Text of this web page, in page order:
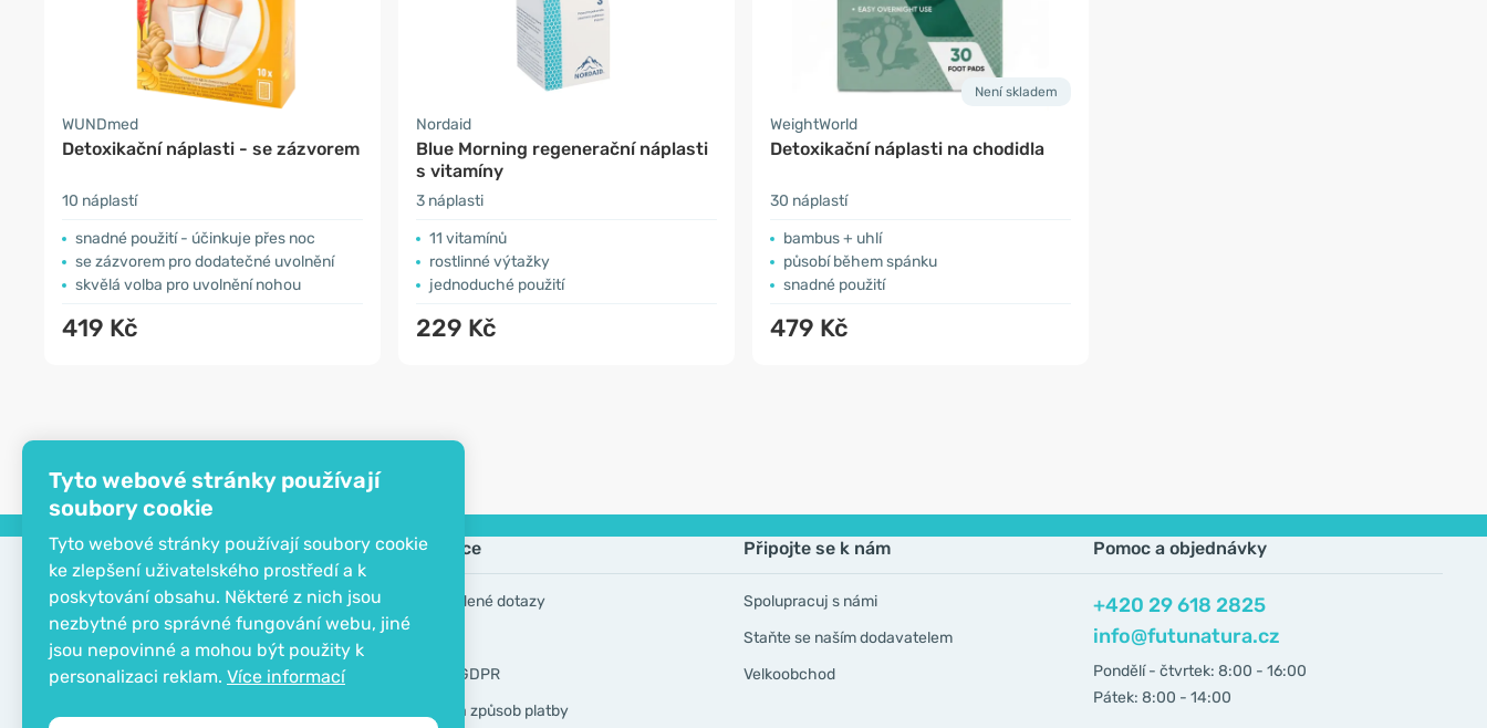
Tyto webové stránky používají
soubory cookie
Tyto webové stránky používají soubory cookie
ke zlepšení uživatelského prostředí a k
poskytování obsahu. Některé z nich jsou
nezbytné pro správné fungování webu, jiné
jsou nepovinné a mohou být použity k
personalizaci reklam. Více informací
WUNDmed
Detoxikační náplasti - se zázvorem
10 náplastí
snadné použití - účinkuje přes noc
se zázvorem pro dodatečné uvolnění
skvělá volba pro uvolnění nohou
419 Kč
Nordaid
Blue Morning regenerační náplasti
s vitamíny
3 náplasti
11 vitamínů
rostlinné výtažky
jednoduché použití
229 Kč
Není skladem
WeightWorld
Detoxikační náplasti na chodidla
30 náplastí
bambus + uhlí
působí během spánku
snadné použití
479 Kč
Společnost
Kontakt
O společnosti
EKO certifikát
Informace
Často kladené dotazy
Nástroje GDPR
Doprava a způsob platby
Připojte se k nám
Spolupracuj s námi
Staňte se naším dodavatelem
Velkoobchod
Pomoc a objednávky
+420 29 618 2825
info@futunatura.cz
Pondělí - čtvrtek: 8:00 - 16:00
Pátek: 8:00 - 14:00